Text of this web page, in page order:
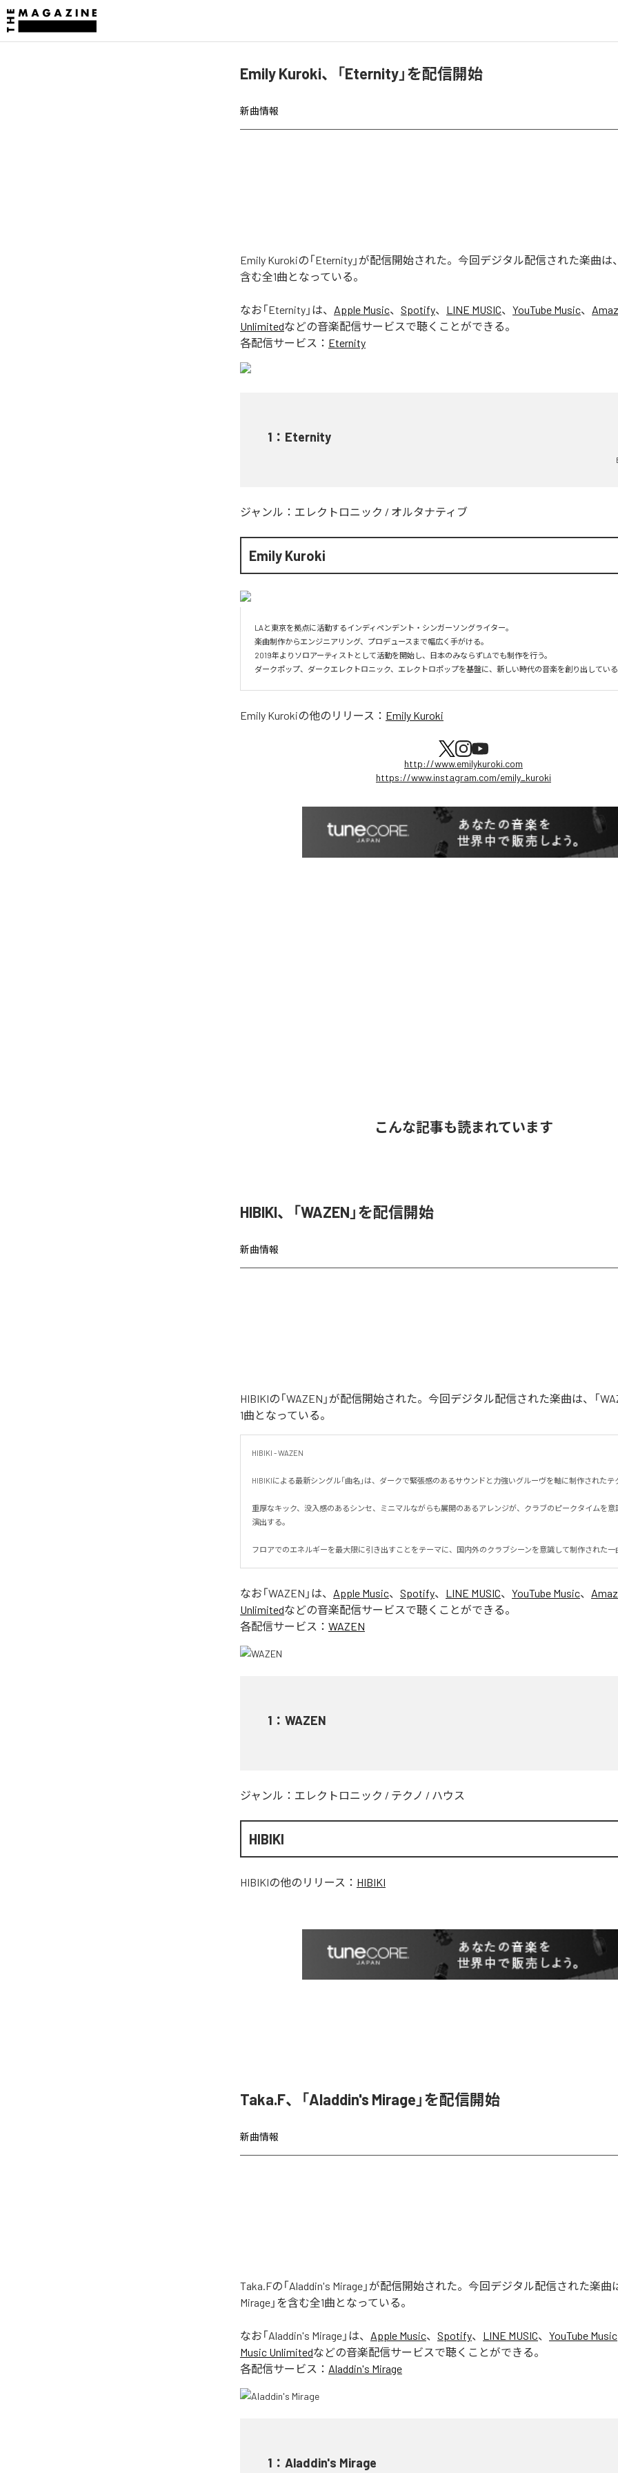
Emily Kuroki、「Eternity」を配信開始
新曲情報
Emily Kurokiの「Eternity」が配信開始された。今回デジタル配信された楽曲は
含む全1曲となっている。
なお「Eternity 」は、 Apple Music、 Spotify、 LINE MUSIC、 YouTube Music、
Unlimitedなどの音楽配信サービスで聴くことができる。
各配信サービス： Eternity
1 ： Eternity
ジャンル： エレクトロニック / オルタナティブ
Emily Kuroki
LAと東京を拠点に活動するインディペンデント・シンガーソングライター。
楽曲制作からエンジニアリング、プロデュースまで幅広く手がける。
2019年よりソロアーティストとして活動を開始し、日本のみならずLAでも制作を行う。
ダークポップ、ダークエレクトロニック、エレクトロポップを基盤に、新しい時代の音楽を創り出してい
Emily Kurokiの他のリリース： Emily Kuroki
http://www.emilykuroki.com
https://www.instagram.com/emily_kuroki
こんな記事も読まれています
HIBIKI、「WAZEN」を配信開始
新曲情報
HIBIKIの「WAZEN」が配信開始された。今回デジタル配信された楽曲は、「
1曲となっている。
HIBIKI - WAZEN
HIBIKIによる最新シングル「曲名」は、ダークで緊張感のあるサウンドと力強いグルーヴを軸に制作されたテ
重厚なキック、没入感のあるシンセ、ミニマルながらも展開のあるアレンジが、クラブのピークタイムを意
演出する。
フロアでのエネルギーを最大限に引き出すことをテーマに、国内外のクラブシーンを意識して制作された一
なお「WAZEN 」は、 Apple Music、 Spotify、 LINE MUSIC、 YouTube Music、
Unlimitedなどの音楽配信サービスで聴くことができる。
各配信サービス： WAZEN
1 ： WAZEN
ジャンル： エレクトロニック / テクノ / ハウス
HIBIKI
HIBIKIの他のリリース： HIBIKI
Taka.F、「Aladdin's Mirage」を配信開始
新曲情報
Taka.Fの「Aladdin's Mirage」が配信開始された。今回デジタル配信された楽曲
Mirage」を含む全1曲となっている。
なお「Aladdin's Mirage 」は、 Apple Music、 Spotify、 LINE MUSIC、 YouTube Music
Music Unlimitedなどの音楽配信サービスで聴くことができる。
各配信サービス： Aladdin's Mirage
1 ： Aladdin's Mirage